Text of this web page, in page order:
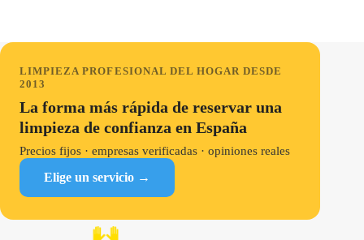
LIMPIEZA PROFESIONAL DEL HOGAR DESDE
2013
La forma más rápida de reservar una
limpieza de confianza en España
Precios fijos · empresas verificadas · opiniones reales
Elige un servicio →